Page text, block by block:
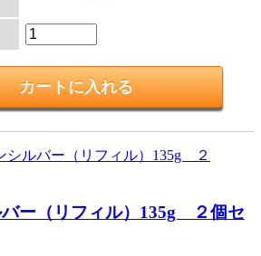
ー（リフィル）135g ２個セ